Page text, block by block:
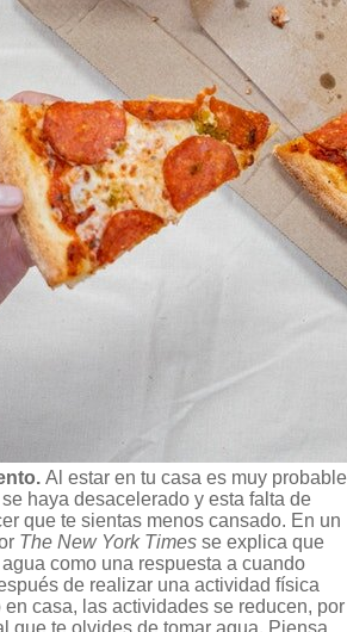
Al estar en tu casa es muy probable
haya desacelerado y esta falta de
que te sientas menos cansado. En un
The New York Times se explica que
como una respuesta a cuando
de realizar una actividad física
en casa, las actividades se reducen, por
que te olvides de tomar agua. Piensa